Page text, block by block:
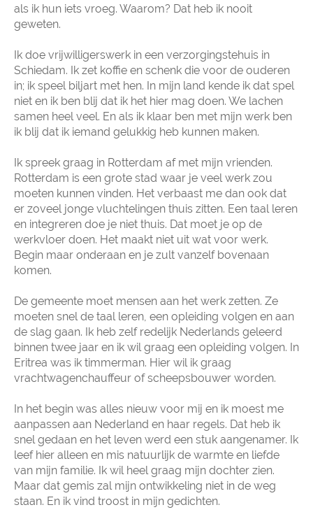
als ik hun iets vroeg. Waarom? Dat heb ik nooit
geweten.
Ik doe vrijwilligerswerk in een verzorgingstehuis in
Schiedam. Ik zet koffie en schenk die voor de ouderen
in; ik speel biljart met hen. In mijn land kende ik dat spel
niet en ik ben blij dat ik het hier mag doen. We lachen
samen heel veel. En als ik klaar ben met mijn werk ben
ik blij dat ik iemand gelukkig heb kunnen maken.
Ik spreek graag in Rotterdam af met mijn vrienden.
Rotterdam is een grote stad waar je veel werk zou
moeten kunnen vinden. Het verbaast me dan ook dat
er zoveel jonge vluchtelingen thuis zitten. Een taal leren
en integreren doe je niet thuis. Dat moet je op de
werkvloer doen. Het maakt niet uit wat voor werk.
Begin maar onderaan en je zult vanzelf bovenaan
komen.
De gemeente moet mensen aan het werk zetten. Ze
moeten snel de taal leren, een opleiding volgen en aan
de slag gaan. Ik heb zelf redelijk Nederlands geleerd
binnen twee jaar en ik wil graag een opleiding volgen. In
Eritrea was ik timmerman. Hier wil ik graag
vrachtwagenchauffeur of scheepsbouwer worden.
In het begin was alles nieuw voor mij en ik moest me
aanpassen aan Nederland en haar regels. Dat heb ik
snel gedaan en het leven werd een stuk aangenamer. Ik
leef hier alleen en mis natuurlijk de warmte en liefde
van mijn familie. Ik wil heel graag mijn dochter zien.
Maar dat gemis zal mijn ontwikkeling niet in de weg
staan. En ik vind troost in mijn gedichten.